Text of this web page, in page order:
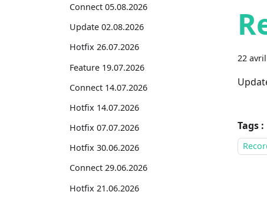
Connect 05.08.2026
Update 02.08.2026
Hotfix 26.07.2026
Feature 19.07.2026
Connect 14.07.2026
Hotfix 14.07.2026
Hotfix 07.07.2026
Hotfix 30.06.2026
Connect 29.06.2026
Hotfix 21.06.2026
22
Tags :